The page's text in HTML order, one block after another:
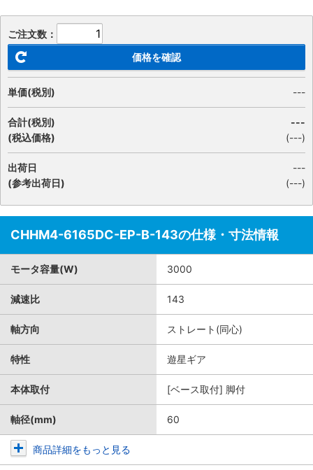
ご注文数：
価格を確認
単価(税別) ---
合計(税別)
(税込価格)
---
(---)
出荷日
(参考出荷日)
---
(---)
CHHM4-6165DC-EP-B-143の仕様・寸法情報
モータ容量(W) 3000
減速比 143
軸方向 ストレート(同心)
特性 遊星ギア
本体取付 [ベース取付] 脚付
軸径(mm) 60
商品詳細をもっと見る